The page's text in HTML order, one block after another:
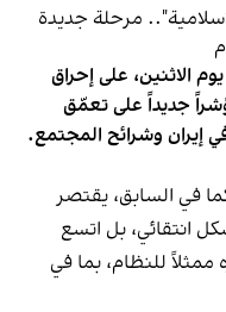
الاثنين، على إحراق
جديداً على تعمّق
إيران وشرائح المجتمع.
في السابق، يقتصر
انتقائي، بل اتسع
ممثلاً للنظام، بما في